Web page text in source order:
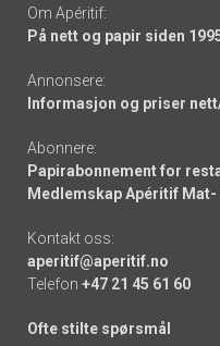
Om Apéritif:
På nett og papir siden
Annonsere:
Informasjon og priser
Abonnere:
Papirabonnement for
Medlemskap Apéritif
Kontakt oss:
aperitif@aperitif.no
Telefon +47 21 45 61 60
Ofte stilte spørsmål